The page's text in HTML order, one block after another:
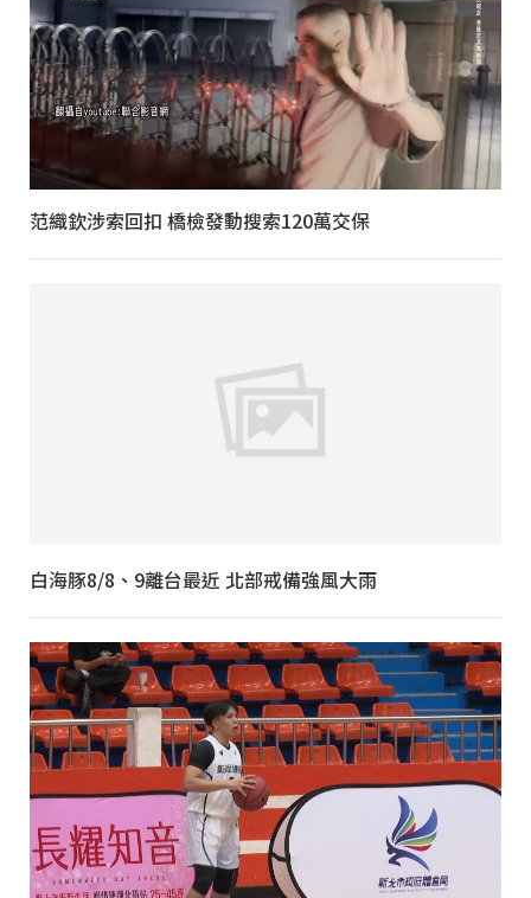
范織欽涉索回扣 橋檢發動搜索120萬交保
白海豚8/8、9離台最近 北部戒備強風大雨